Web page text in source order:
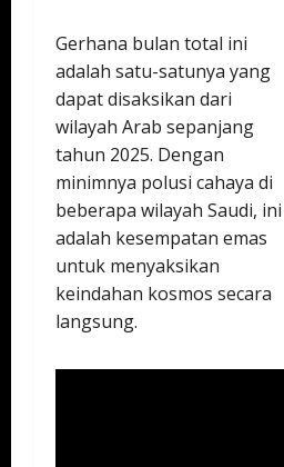
Gerhana bulan total ini
adalah satu-satunya yang
dapat disaksikan dari
wilayah Arab sepanjang
tahun 2025. Dengan
minimnya polusi cahaya di
beberapa wilayah Saudi, ini
adalah kesempatan emas
untuk menyaksikan
keindahan kosmos secara
langsung.